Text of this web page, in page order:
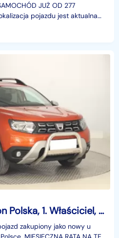
JUŻ OD 277
pojazdu jest aktualna
Przed przyjazdem do
Dacia Duster I , Salon Polska, 1. Właściciel, Serwis ASO, GAZ, Navi,
zakupiony jako nowy u